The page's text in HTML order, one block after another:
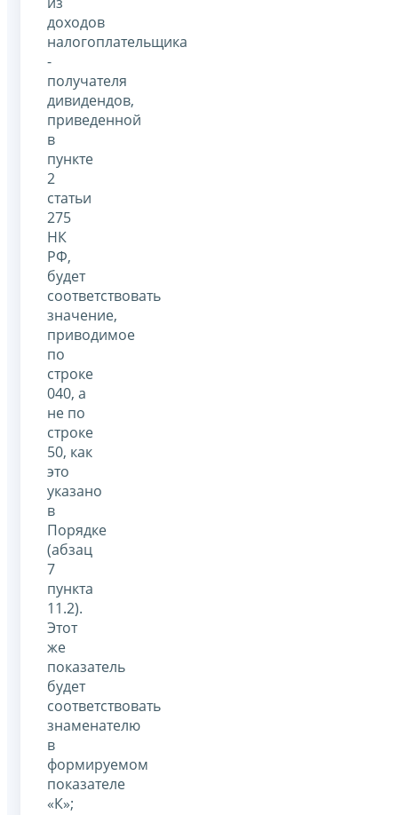
доходов
налогоплательщика
-
получателя
дивидендов,
приведенной
в
пункте
2
статьи
275
НК
РФ,
будет
соответствовать
значение,
приводимое
по
строке
040, а
не по
строке
50, как
это
указано
в
Порядке
(абзац
7
пункта
11.2).
Этот
же
показатель
будет
соответствовать
знаменателю
в
формируемом
показателе
«К»;